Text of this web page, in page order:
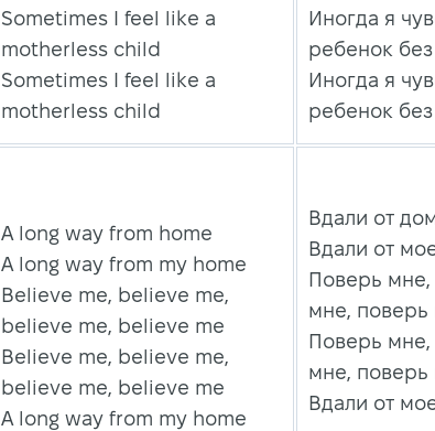
Sometimes I feel like a
motherless child
Sometimes I feel like a
motherless child
Иногда я
ребенок
Иногда я
ребенок
A long way from home
A long way from my home
Believe me, believe me,
believe me, believe me
Believe me, believe me,
believe me, believe me
A long way from my home
Вдали от
Вдали от
Поверь
мне, поверь
Поверь
мне, поверь
Вдали от